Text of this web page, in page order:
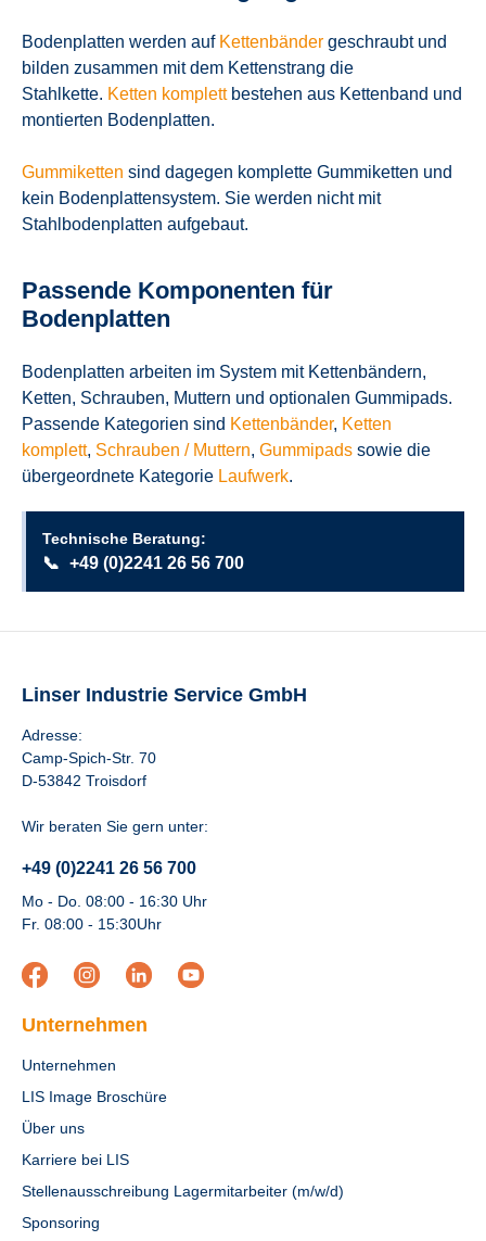
Bodenplatten werden auf Kettenbänder geschraubt und
bilden zusammen mit dem Kettenstrang die
Stahlkette. Ketten komplettbestehen aus Kettenband und
montierten Bodenplatten.
Gummiketten sind dagegen komplette Gummiketten und
kein Bodenplattensystem. Sie werden nicht mit
Stahlbodenplatten aufgebaut.
Passende Komponenten für
Bodenplatten
Bodenplatten arbeiten im System mit Kettenbändern,
Ketten, Schrauben, Muttern und optionalen Gummipads.
Passende Kategorien sind Kettenbänder, Ketten
komplett, Schrauben / Muttern, Gummipads sowie die
übergeordnete Kategorie Laufwerk.
Technische Beratung:
📞 +49 (0)2241 26 56 700
Linser Industrie Service GmbH
Adresse:
Camp-Spich-Str. 70
D-53842 Troisdorf
Wir beraten Sie gern unter:
+49 (0)2241 26 56 700
Mo - Do. 08:00 - 16:30 Uhr
Fr. 08:00 - 15:30Uhr
Unternehmen
Unternehmen
LIS Image Broschüre
Über uns
Karriere bei LIS
Stellenausschreibung Lagermitarbeiter (m/w/d)
Sponsoring